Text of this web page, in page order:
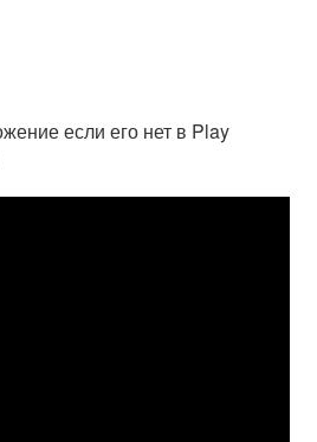
если его нет в Play